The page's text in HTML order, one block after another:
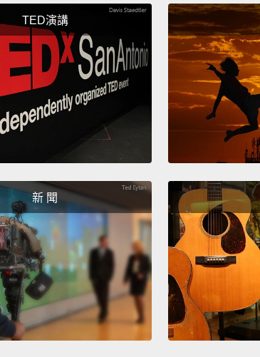
TED演講
新 聞